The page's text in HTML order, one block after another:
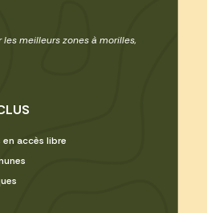
meilleurs zones à morilles,
accès libre